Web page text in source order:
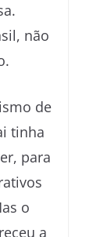
não
de
tinha
para
o
a